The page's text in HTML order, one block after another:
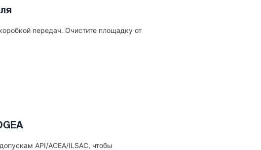
передач. Очистите площадку от
API/ACEA/ILSAC, чтобы